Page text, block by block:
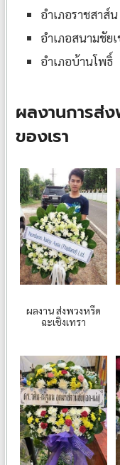
อำเภอราชสาส์น
อำเภอสนามชัย
อำเภอบ้านโพธิ์
ผลงานการส่ง
ของเรา
ผลงาน ส่งพวงหรีด
ฉะเชิงเทรา